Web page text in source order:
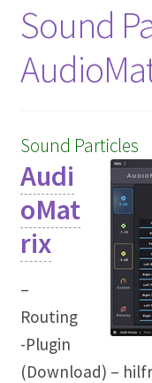
Sound
Sound Particles
Audi
oMat
rix
–
Routing
-Plugin
(Download) –